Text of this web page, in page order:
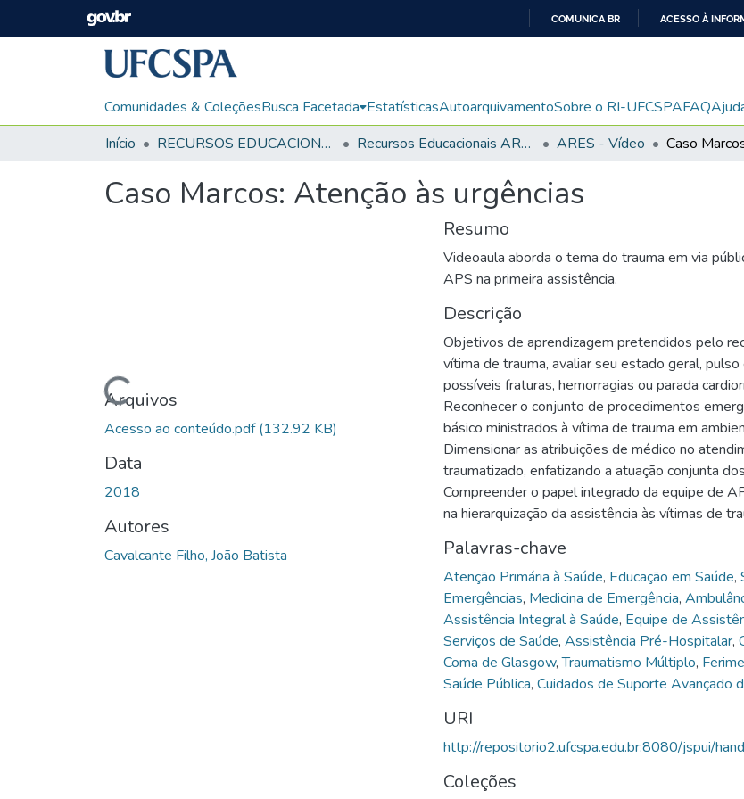
CONTEÚDO
COMUNICA BR ACESSO À
Comunidades & ColeçõesBusca Facetada EstatísticasAutoarquivamentoSobre o RI-UFCSPAFAQ
Início
RECURSOS EDUCACIONAIS Recursos Educacionais ARES/UNA-SUS ARES - Vídeo
Caso Marcos: Atenção às urgências
Carregando...
Arquivos
Acesso ao conteúdo.pdf(132.92 KB)
Data
2018
Autores
Cavalcante Filho, João Batista
Resumo
Videoaula aborda o tema do trauma em via
APS na primeira assistência.
Descrição
Objetivos de aprendizagem pretendidos pelo
vítima de trauma, avaliar seu estado geral,
possíveis fraturas, hemorragias ou parada
Reconhecer o conjunto de procedimentos
básico ministrados à vítima de trauma em
Dimensionar as atribuições de médico no
traumatizado, enfatizando a atuação conjunta
Compreender o papel integrado da equipe de
na hierarquização da assistência às vítimas de
Palavras-chave
Atenção Primária à Saúde, Educação em Saúde,
Emergências, Medicina de Emergência,
Assistência Integral à Saúde, Equipe de
Serviços de Saúde, Assistência Pré-Hospitalar,
Coma de Glasgow,Traumatismo Múltiplo,
Saúde Pública, Cuidados de Suporte Avançado
URI
http://repositorio2.ufcspa.edu.br:8080/jspui/
Coleções